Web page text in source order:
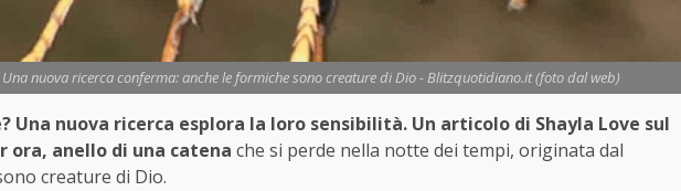
nuova ricerca conferma: anche le formiche sono creature di Dio - Blitzquotidiano.it (foto dal web)
Una nuova ricerca esplora la loro sensibilità. Un articolo di Shayla Love sul
ora, anello di una catena che si perde nella notte dei tempi, originata dal
creature di Dio.